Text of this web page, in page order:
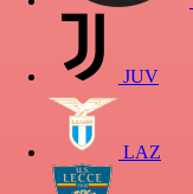
JUV
LAZ